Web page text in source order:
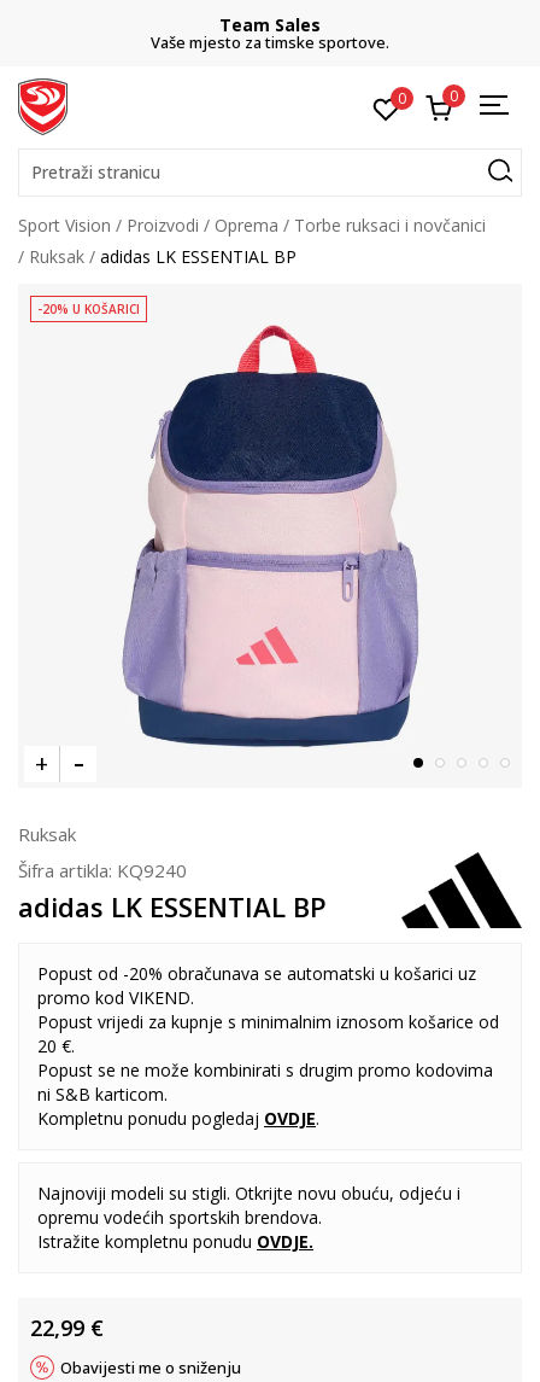
Team Sales
Vaše mjesto za timske sportove.
0 0
Pretraži stranicu
Sport Vision Proizvodi Oprema
Torbe ruksaci i novčanici
Ruksak
adidas LK ESSENTIAL BP
-20% U KOŠARICI
Ruksak
Šifra artikla: KQ9240
adidas LK ESSENTIAL BP
Popust od -20% obračunava se automatski u košarici uz
promo kod VIKEND.
Popust vrijedi za kupnje s minimalnim iznosom košarice od
20 €.
Popust se ne može kombinirati s drugim promo kodovima
ni S&B karticom.
Kompletnu ponudu pogledaj OVDJE.
Najnoviji modeli su stigli. Otkrijte novu obuću, odjeću i
opremu vodećih sportskih brendova.
Istražite kompletnu ponudu OVDJE.
22,99 €
Obavijesti me o sniženju